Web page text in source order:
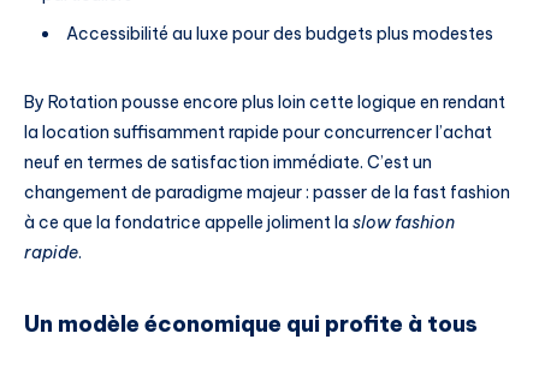
Accessibilité au luxe pour des budgets plus modestes
By Rotation pousse encore plus loin cette logique en rendant
la location suffisamment rapide pour concurrencer l’achat
neuf en termes de satisfaction immédiate. C’est un
changement de paradigme majeur : passer de la fast fashion
à ce que la fondatrice appelle joliment la slow fashion
rapide.
Un modèle économique qui profite à tous